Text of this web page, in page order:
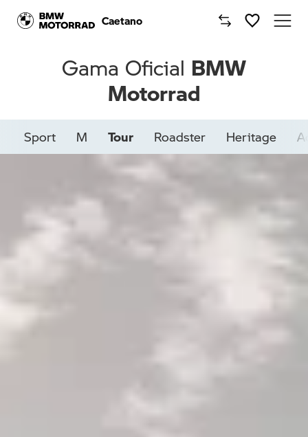
Caetano
Caetano
Comprar Moto BMW
Campanhas
Gama Oficial BMW
Motorrad
Sport M Tour Roadster Heritage